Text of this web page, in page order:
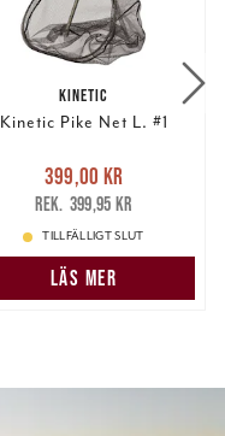
KINETIC
Kinetic Pike Net L. #1
Nuvarande pris
399,00 krTidigare pris
399,95 kr
399,00 kr
399,95 kr
TILLFÄLLIGT SLUT
LÄS MER